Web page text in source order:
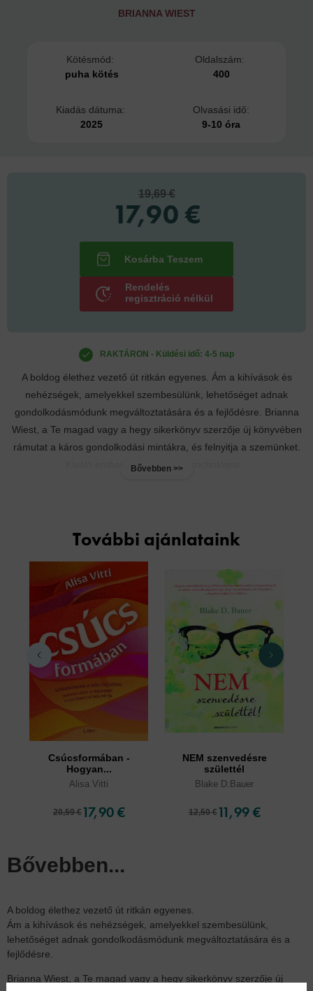
BRIANNA WIEST
Kötésmód:
puha kötés
Oldalszám:
400
Kiadás dátuma:
2025
Olvasási idő:
9-10 óra
A boldog élethez vezető út ritkán egyenes. Ám a kihívások és
nehézségek, amelyekkel szembesülünk, lehetőséget adnak
gondolkodásmódunk megváltoztatására és a fejlődésre. Brianna
Wiest, a Te magad vagy a hegy sikerkönyv szerzője új könyvében
rámutat a káros gondolkodási mintákra, és felnyitja a szemünket.
Kiváló emberismerettel és pszichológiai...
Bővebben >>
RAKTÁRON - Küldési idő: 4-5 nap
19,69 €
17,90 €
Rendelés
regisztráció nélkül
További ajánlataink
Csúcsformában -
Hogyan...
Alisa Vitti
20,59 € 17,90 €
NEM szenvedésre
születtél
Blake D.Bauer
12,50 € 11,99 €
Bővebben...
A boldog élethez vezető út ritkán egyenes.
Ám a kihívások és nehézségek, amelyekkel szembesülünk,
lehetőséget adnak gondolkodásmódunk megváltoztatására és a
fejlődésre.
Brianna Wiest, a Te magad vagy a hegy sikerkönyv szerzője új